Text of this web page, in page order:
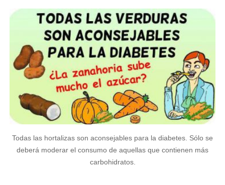
Todas las hortalizas son aconsejables para la diabetes. Sólo se
deberá moderar el consumo de aquellas que contienen más
carbohidratos.